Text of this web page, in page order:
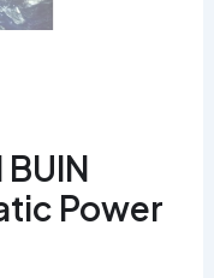
Power